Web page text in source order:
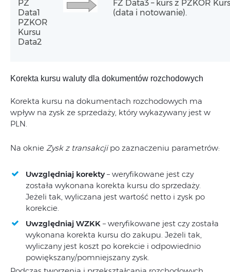
PZ
Data1
PZKOR
Kursu
Data2
FZ Data3 – kurs z PZKOR
(data i notowanie).
Korekta kursu waluty dla dokumentów rozchodowych
Korekta kursu na dokumentach rozchodowych ma
wpływ na zysk ze sprzedaży, który wykazywany jest w
PLN.
Na oknie Zysk z transakcjipo zaznaczeniu parametrów:
Uwzględniaj korekty – weryfikowane jest czy
została wykonana korekta kursu do sprzedaży.
Jeżeli tak, wyliczana jest wartość netto i zysk po
korekcie.
Uwzględniaj WZKK – weryfikowane jest czy została
wykonana korekta kursu do zakupu. Jeżeli tak,
wyliczany jest koszt po korekcie i odpowiednio
powiększany/pomniejszany zysk.